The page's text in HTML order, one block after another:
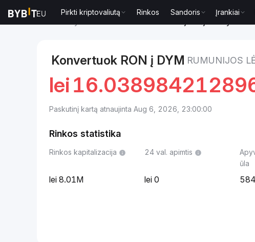
Pirkti kriptovaliutą Rinkos Sandoris Įrankiai
Konvertuok RON į DYM RUMUNIJOS
lei
Paskutinį kartą atnaujinta Aug 6, 2026, 23:00:00
Rinkos statistika
Rinkos kapitalizacija
8.01M
24 val. apimtis
0
ūla